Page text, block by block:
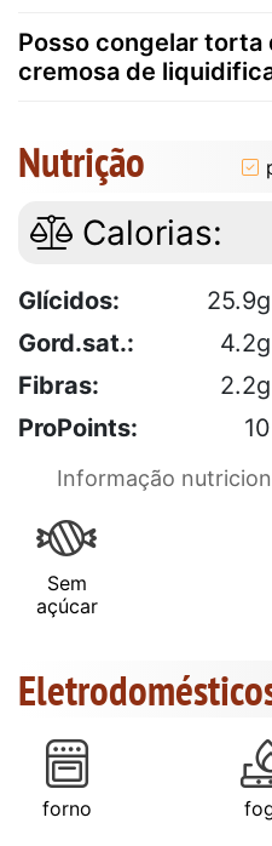
Posso congelar torta
cremosa de
Nutrição
Calorias:
Glícidos: 25.9g
Gord.sat.:
4.2g
Fibras:
2.2g
ProPoints:
10
Informação
Sem
açúcar
forno